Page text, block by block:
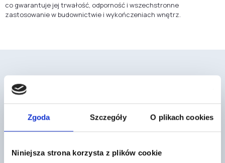
Zgoda Szczegóły O plikach cookies
Niniejsza strona korzysta z plików cookie
co gwarantuje jej trwałość, odporność i wszechstronne
zastosowanie w budownictwie i wykończeniach wnętrz.
Mogą cię również zainteresować